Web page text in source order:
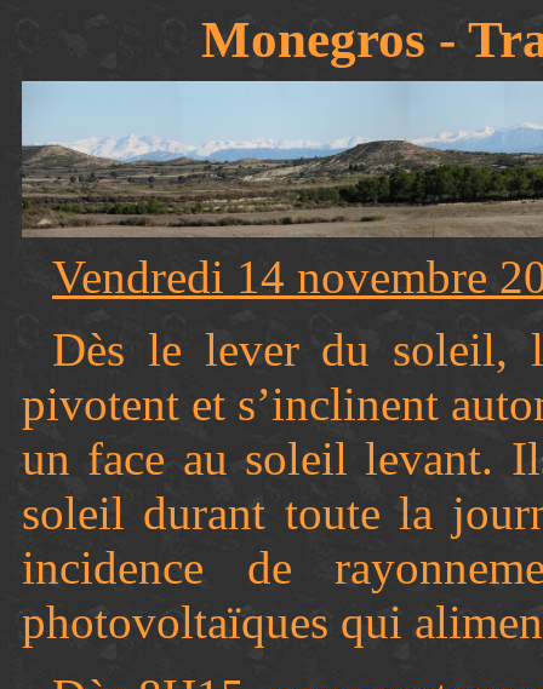
Monegros -
Vendredi 14 novembre
Dès le lever du soleil,
pivotent et s’inclinent
un face au soleil levant.
soleil durant toute la
incidence de
photovoltaïques qui